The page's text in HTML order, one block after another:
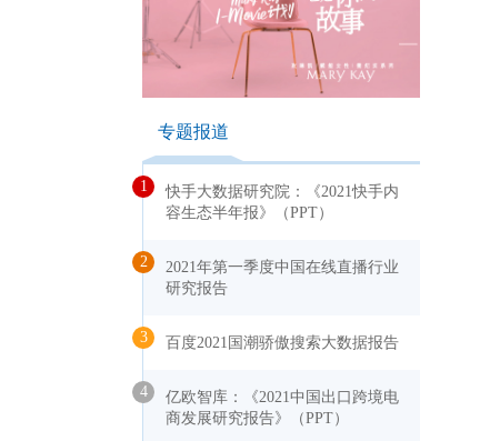
专题报道
1
快手大数据研究院：《2021快手内
容生态半年报》（PPT）
2
2021年第一季度中国在线直播行业
研究报告
3 百度2021国潮骄傲搜索大数据报告
4
亿欧智库：《2021中国出口跨境电
商发展研究报告》（PPT）